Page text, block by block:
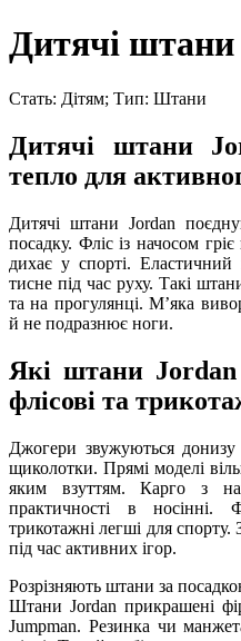
Дитячі
Стать: Дітям; Тип: Штани
Дитячі штани
тепло для
Дитячі штани Jordan
посадку. Фліс із начосом
дихає у спорті.
тисне під час руху. Такі
та на прогулянці. Мʼяка
й не подразнює ноги.
Які штани
флісові та
Джогери звужуються
щиколотки. Прямі моделі
яким взуттям. Карго з
практичності в носінні.
трикотажні легші для
під час активних ігор.
Розрізняють штани за
Штани Jordan прикрашені
Jumpman. Резинка чи